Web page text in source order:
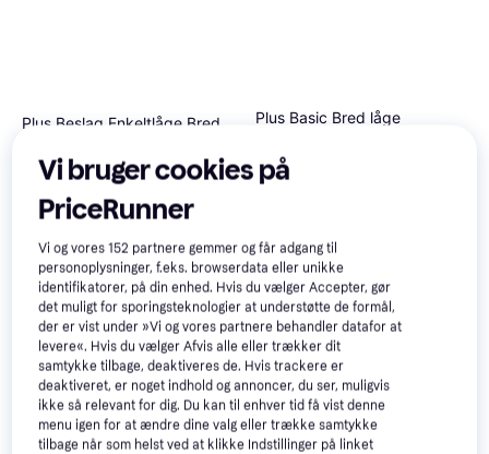
Plus Beslag Enkeltlåge Bred
Låge
974 kr.
9+ butikker
Plus Basic Bred låge
1.843 kr.
Trender
Svalk portfang justerbar
Låge
Vi bruger cookies på
PriceRunner
Vi og vores152 partnere gemmer og får adgang til
personoplysninger, f.eks. browserdata eller unikke
identifikatorer, på din enhed. Hvis du vælger Accepter, gør
det muligt for sporingsteknologier at understøtte de formål,
der er vist under »Vi og vores partnere behandler datafor at
levere«. Hvis du vælger Afvis alle eller trækker dit
samtykke tilbage, deaktiveres de. Hvis trackere er
deaktiveret, er noget indhold og annoncer, du ser, muligvis
ikke så relevant for dig. Du kan til enhver tid få vist denne
menu igen for at ændre dine valg eller trække samtykke
tilbage når som helst ved at klikke Indstillinger på linket